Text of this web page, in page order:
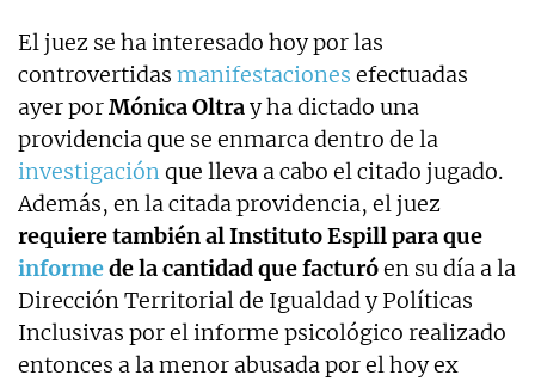
El juez se ha interesado hoy por las
controvertidas manifestaciones efectuadas
ayer porMónica Oltray ha dictado una
providencia que se enmarca dentro de la
investigaciónque lleva a cabo el citado jugado.
Además, en la citada providencia, el juez
requiere también al Instituto Espill para que
informede la cantidad que facturóen su día a la
Dirección Territorial de Igualdad y Políticas
Inclusivas por el informe psicológico realizado
entonces a la menor abusada por el hoy ex